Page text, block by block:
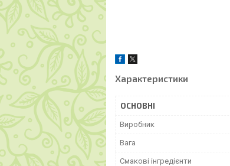
Характеристики
ОСНОВНІ
Виробник
Вага
Смакові інгредієнти